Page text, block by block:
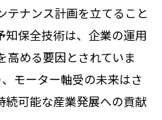
テナンス計画を立てること
知保全技術は、企業の運用
高める要因とされていま
モーター軸受の未来はさ
続可能な産業発展への貢献